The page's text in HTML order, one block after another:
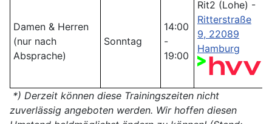
Damen & Herren
(nur nach
Absprache)
Sonntag
14:00
-
19:00
Rit2 (Lohe) -
Ritterstraße
9, 22089
Hamburg
*) Derzeit können diese Trainingszeiten nicht
zuverlässig angeboten werden. Wir hoffen diesen